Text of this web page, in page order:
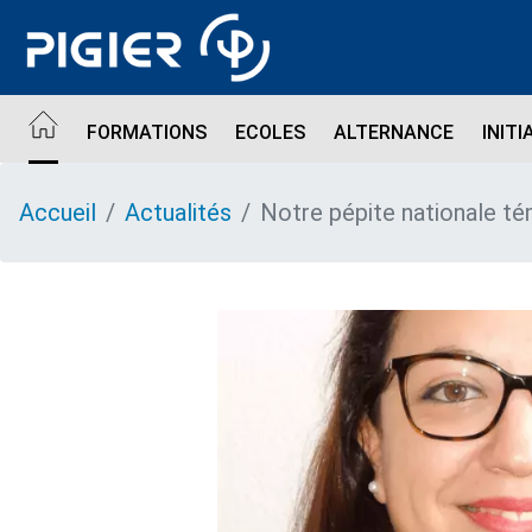
contenu
FORMATIONS ECOLES ALTERNANCE
Accueil Actualités Notre pépite nationale